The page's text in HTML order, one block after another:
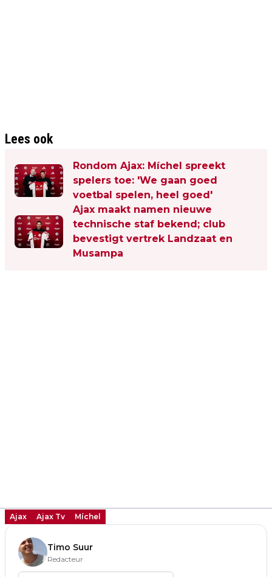
Lees ook
Rondom Ajax: Míchel spreekt
spelers toe: 'We gaan goed
voetbal spelen, heel goed'
Ajax maakt namen nieuwe
technische staf bekend; club
bevestigt vertrek Landzaat en
Musampa
Ajax Ajax Tv Míchel
Timo Suur
Redacteur